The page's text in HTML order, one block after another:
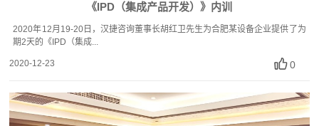
《IPD（集成产品开发）》内训
2020年12月19-20日，汉捷咨询董事长胡红卫先生为合肥某设备企业提供了为
期2天的《IPD（集成...
2020-12-23 0